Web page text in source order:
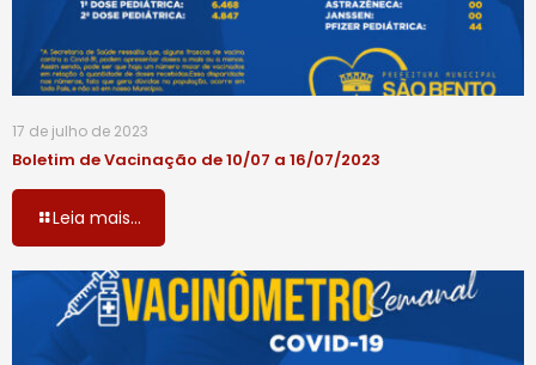
17 de julho de 2023
Boletim de Vacinação de 10/07 a 16/07/2023
Leia mais...